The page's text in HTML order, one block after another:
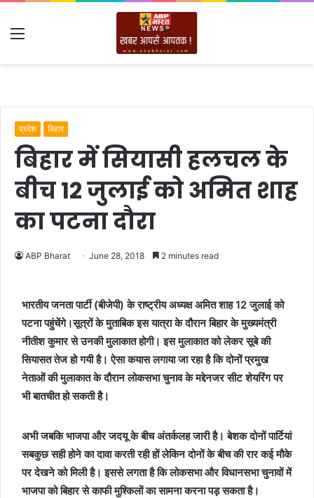
Menu
प्रदेश बिहार
बिहार में सियासी हलचल के
बीच 12 जुलाई को अमित शाह
का पटना दौरा
ABP Bharat June 28, 2018 2 minutes read
भारतीय जनता पार्टी (बीजेपी) के राष्ट्रीय अध्यक्ष अमित शाह 12 जुलाई को
पटना पहुंचेंगे।सूत्रों के मुताबिक इस यात्रा के दौरान बिहार के मुख्यमंत्री
नीतीश कुमार से उनकी मुलाकात होगी। इस मुलाकात को लेकर सूबे की
सियासत तेज हो गयी है। ऐसा कयास लगाया जा रहा है कि दोनों प्रमुख
नेताओं की मुलाकात के दौरान लोकसभा चुनाव के मद्देनजर सीट शेयरिंग पर
भी बातचीत हो सकती है।
अभी जबकि भाजपा और जदयू के बीच अंतर्कलह जारी है। बेशक दोनों पार्टियां
सबकुछ सही होने का दावा करती रही हों लेकिन दोनों के बीच की रार कई मौके
पर देखने को मिली है। इससे लगता है कि लोकसभा और विधानसभा चुनावों में
भाजपा को बिहार से काफी मुश्किलों का सामना करना पड़ सकता है।